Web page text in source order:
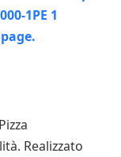
Realizzato